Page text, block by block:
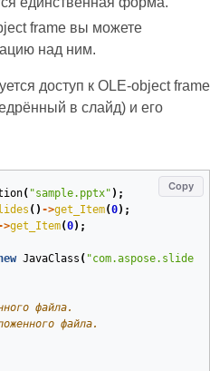
frame вы можете
над ним.
доступ к OLE‑object frame
в слайд) и его
Copy
( "sample.pptx" );
() ->get_Item(0);
>get_Item(0);
JavaClass (
файла.
файла.